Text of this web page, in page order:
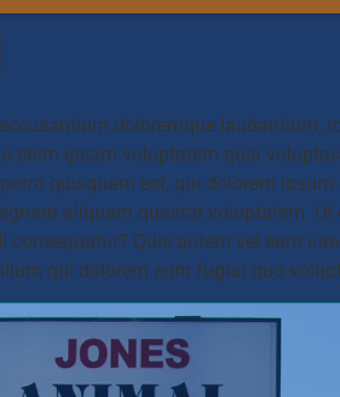
doloremque laudantium,
enim ipsam voluptatem quia
quisquam est, qui dolorem
aliquam quaerat voluptatem.
Quis autem vel eum
qui dolorem eum fugiat quo